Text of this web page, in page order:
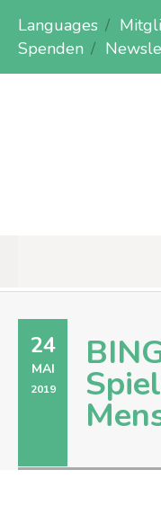
Languages
Spenden
24
MAI
2019